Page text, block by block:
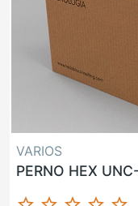
VARIOS
PERNO HEX